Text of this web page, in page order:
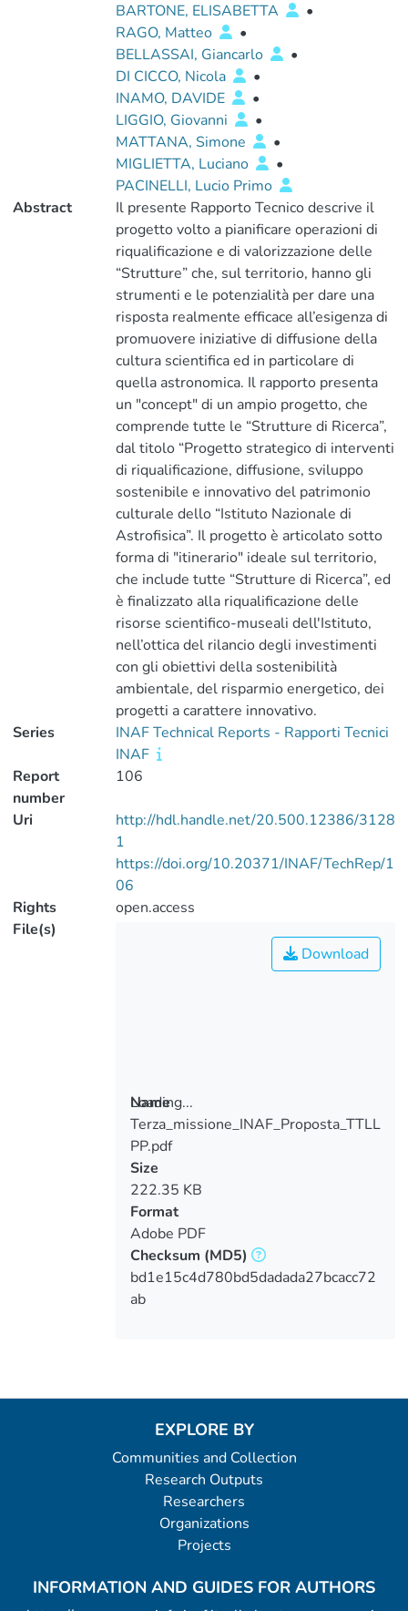
BARTONE, ELISABETTA
•
RAGO, Matteo
•
BELLASSAI, Giancarlo
•
DI CICCO, Nicola
•
INAMO, DAVIDE
•
LIGGIO, Giovanni
•
MATTANA, Simone
•
MIGLIETTA, Luciano
•
PACINELLI, Lucio Primo
Abstract
Il presente Rapporto Tecnico descrive il
progetto volto a pianificare operazioni di
riqualificazione e di valorizzazione delle
“Strutture” che, sul territorio, hanno gli
strumenti e le potenzialità per dare una
risposta realmente efficace all’esigenza di
promuovere iniziative di diffusione della
cultura scientifica ed in particolare di
quella astronomica. Il rapporto presenta
un "concept" di un ampio progetto, che
comprende tutte le “Strutture di Ricerca”,
dal titolo “Progetto strategico di interventi
di riqualificazione, diffusione, sviluppo
sostenibile e innovativo del patrimonio
culturale dello “Istituto Nazionale di
Astrofisica”. Il progetto è articolato sotto
forma di "itinerario" ideale sul territorio,
che include tutte “Strutture di Ricerca”, ed
è finalizzato alla riqualificazione delle
risorse scientifico-museali dell'Istituto,
nell’ottica del rilancio degli investimenti
con gli obiettivi della sostenibilità
ambientale, del risparmio energetico, dei
progetti a carattere innovativo.
Series
INAF Technical Reports - Rapporti Tecnici
INAF
Report
number
106
Uri
http://hdl.handle.net/20.500.12386/3128
1
https://doi.org/10.20371/INAF/TechRep/1
06
Rights
open.access
File(s)
Loading...
Loading...
Download
Name
Terza_missione_INAF_Proposta_TTLL
PP.pdf
Size
222.35 KB
Format
Adobe PDF
Checksum (MD5)
bd1e15c4d780bd5dadada27bcacc72
ab
EXPLORE BY
Communities and Collection
Research Outputs
Researchers
Organizations
Projects
INFORMATION AND GUIDES FOR AUTHORS